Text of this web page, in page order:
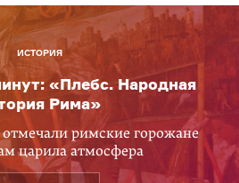
ИСТОРИЯ
«Плебс. Народная
Рима»
римские горожане
царила атмосфера